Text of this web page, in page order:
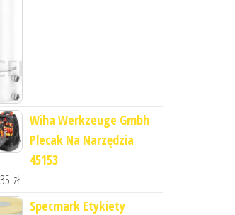
Wiha Werkzeuge Gmbh
Plecak Na Narzędzia
45153
zł
Specmark Etykiety